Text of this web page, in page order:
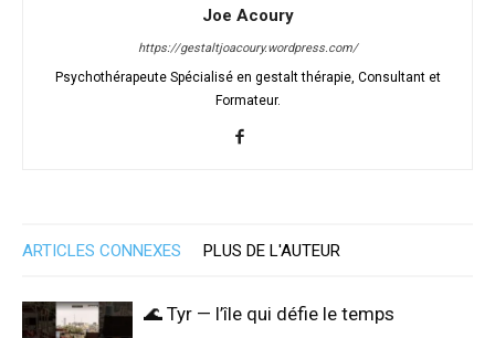
Joe Acoury
https://gestaltjoacoury.wordpress.com/
Psychothérapeute Spécialisé en gestalt thérapie, Consultant et
Formateur.
ARTICLES CONNEXES PLUS DE L'AUTEUR
🌊 Tyr — l’île qui défie le temps